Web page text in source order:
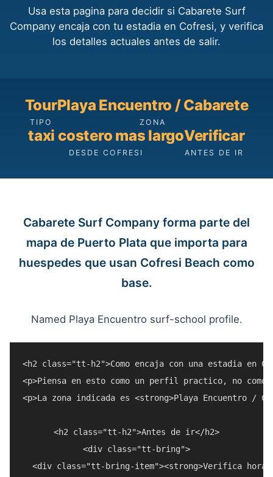
Usa esta pagina para decidir si Cabarete Surf
Company encaja con tu estadia en Cofresi, y verifica
los detalles actuales antes de salir.
Tour
TIPO
Playa Encuentro / Cabarete
ZONA
taxi costero mas largo
DESDE COFRESI
Verificar
ANTES DE IR
Cabarete Surf Company forma parte del
mapa de Puerto Plata que importa para
huespedes que usan Cofresi Beach como
base.
Named Playa Encuentro surf-school profile.
<h2 class="tt-h2">Como encaja con una estadia en
<p>Piensa en esto como un perfil practico, no
<p>La zona indicada es <strong>Playa Encuentro
<h2 class="tt-h2">Antes de ir</h2>
<div class="tt-bring">
<div class="tt-bring-item"><strong>Verifica